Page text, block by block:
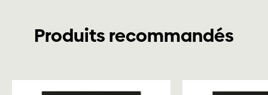
Produits recommandés